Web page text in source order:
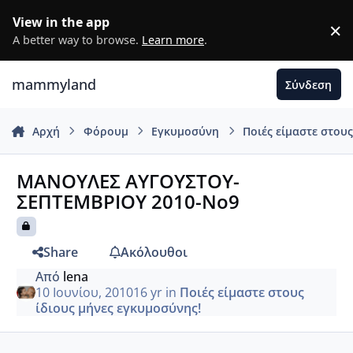
View in the app
A better way to browse. Learn more. ×
mammyland Σύνδεση
Αρχή Φόρουμ Εγκυμοσύνη Ποιές είμαστε
ΜΑΝΟΥΛΕΣ ΑΥΓΟΥΣΤΟΥ-
ΣΕΠΤΕΜΒΡΙΟΥ 2010-Νο9
Share
Ακόλουθοι
Από lena
10 Ιουνίου, 201016 yrin Ποιές είμαστε στους
ίδιους μήνες εγκυμοσύνης!